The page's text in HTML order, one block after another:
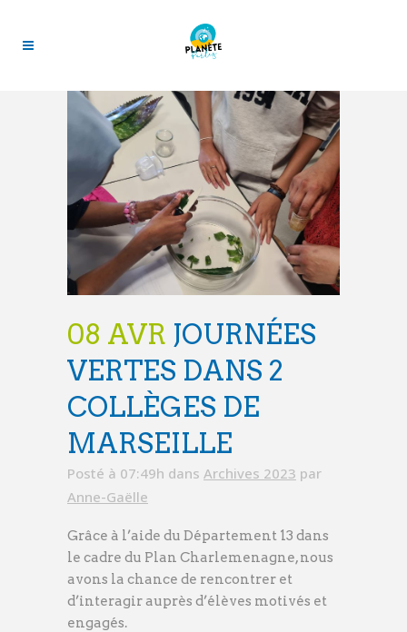
08 AVR JOURNÉES
VERTES DANS 2
COLLÈGES DE
MARSEILLE
Posté à 07:49h dans Archives 2023 par
Anne-Gaëlle
Grâce à l’aide du Département 13 dans
le cadre du Plan Charlemenagne, nous
avons la chance de rencontrer et
d’interagir auprès d’élèves motivés et
engagés.